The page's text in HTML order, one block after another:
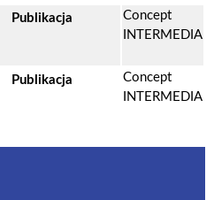
Publikacja
Concept
INTERMEDIA
Publikacja
Concept
INTERMEDIA